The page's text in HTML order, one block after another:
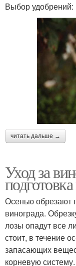
Выбор удобрений:
читать дальше →
Уход за
Осенью обрезают
винограда.
лозы опадут все
стоит, в течение
запасающих
корневую